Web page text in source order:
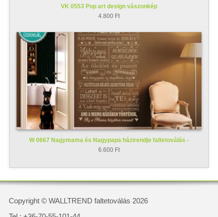
VK 0553 Pop art design vászonkép
4.800 Ft
W 0667 Nagymama és Nagypapa házirendje faltetoválás -
falmatrica
6.600 Ft
Copyright © WALLTREND faltetoválás 2026